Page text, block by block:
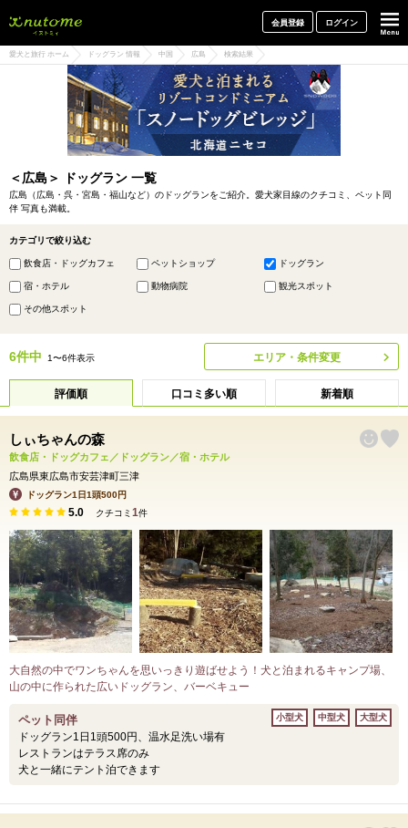
会員登録 ログイン
愛犬と旅行 ホーム ドッグラン 情報 中国 広島 検索結果
＜広島＞ ドッグラン 一覧
広島（広島・呉・宮島・福山など）のドッグランをご紹介。愛犬家目線のクチコミ、ペット同
伴 写真も満載。
カテゴリで絞り込む
飲食店・ドッグカフェ ペットショップ ドッグラン
宿・ホテル 動物病院 観光スポット
その他スポット
6件中 1〜6件表示 エリア・条件変更
評価順 口コミ多い順 新着順
しぃちゃんの森
飲食店・ドッグカフェ／ドッグラン／宿・ホテル
広島県東広島市安芸津町三津
ドッグラン1日1頭500円
5.0 クチコミ 1件
大自然の中でワンちゃんを思いっきり遊ばせよう！犬と泊まれるキャンプ場、
山の中に作られた広いドッグラン、バーベキュー
ペット同伴
ドッグラン1日1頭500円、温水足洗い場有
レストランはテラス席のみ
犬と一緒にテント泊できます
小型犬 中型犬 大型犬